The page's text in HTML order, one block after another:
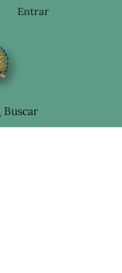
Buscar
Entrar